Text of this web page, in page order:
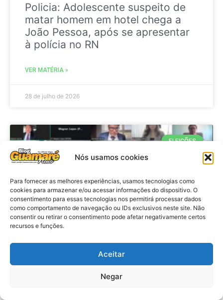
Nós usamos cookies
Para fornecer as melhores experiências, usamos tecnologias como
cookies para armazenar e/ou acessar informações do dispositivo. O
consentimento para essas tecnologias nos permitirá processar dados
como comportamento de navegação ou IDs exclusivos neste site. Não
consentir ou retirar o consentimento pode afetar negativamente certos
recursos e funções.
Aceitar
Negar
Policia: Adolescente suspeito de
matar homem em hotel chega a
João Pessoa, após se apresentar
à polícia no RN
VER MATÉRIA »
28 de julho de 2026
ELEIÇÕES
Eleições 2026: procuradores e
promotores eleitorais realizam
reunião de alinhamento no RN